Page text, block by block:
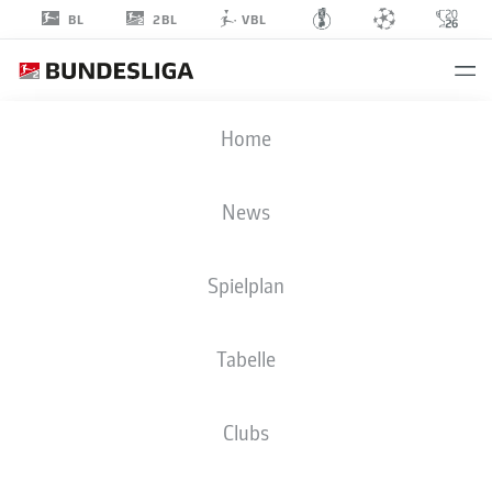
BL 2BL VBL
Home
News
Spielplan
Tabelle
Clubs